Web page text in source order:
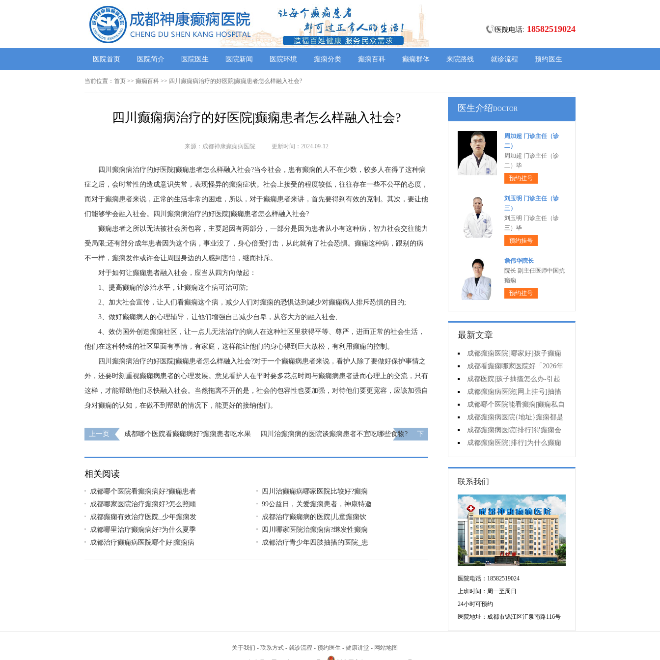
医院电话: 18582519024
医院首页 医院简介 医院医生 医院新闻 医院环境 癫痫分类 癫痫百科 癫痫群体 来院路线 就诊流程 预约医生
当前位置： 首页 >> 癫痫百科 >> 四川癫痫病治疗的好医院|癫痫患者怎么样融入社会?
四川癫痫病治疗的好医院|癫痫患者怎么样融入社会?
来源：成都神康癫痫病医院 更新时间：2024-09-12
四川癫痫病治疗的好医院|癫痫患者怎么样融入社会?当今社会，患有癫痫的人不在少数，较多人在得了这种病
症之后，会时常性的造成意识失常，表现怪异的癫痫症状。社会上接受的程度较低，往往存在一些不公平的态度，
而对于癫痫患者来说，正常的生活非常的困难，所以，对于癫痫患者来讲，首先要得到有效的克制。其次，要让他
们能够学会融入社会。四川癫痫病治疗的好医院|癫痫患者怎么样融入社会?
癫痫患者之所以无法被社会所包容，主要起因有两部分，一部分是因为患者从小有这种病，智力社会交往能力
受局限;还有部分成年患者因为这个病，事业没了，身心倍受打击，从此就有了社会恐惧。癫痫这种病，跟别的病
不一样，癫痫发作或许会让周围身边的人感到害怕，继而排斥。
对于如何让癫痫患者融入社会，应当从四方向做起：
1、提高癫痫的诊治水平，让癫痫这个病可治可防;
2、加大社会宣传，让人们看癫痫这个病，减少人们对癫痫的恐惧达到减少对癫痫病人排斥恐惧的目的;
3、做好癫痫病人的心理辅导，让他们增强自己减少自卑，从容大方的融入社会;
4、效仿国外创造癫痫社区，让一点儿无法治疗的病人在这种社区里获得平等、尊严，进而正常的社会生活，
他们在这种特殊的社区里面有事情，有家庭，这样能让他们的身心得到巨大放松，有利用癫痫的控制。
四川癫痫病治疗的好医院|癫痫患者怎么样融入社会?对于一个癫痫病患者来说，看护人除了要做好保护事情之
外，还要时刻重视癫痫病患者的心理发展。意见看护人在平时要多花点时间与癫痫病患者进而心理上的交流，只有
这样，才能帮助他们尽快融入社会。当然拖离不开的是，社会的包容性也要加强，对待他们要更宽容，应该加强自
身对癫痫的认知，在做不到帮助的情况下，能更好的接纳他们。
上一页
成都哪个医院看癫痫病好?癫痫患者吃水果
四川治癫痫病的医院谈癫痫患者不宜吃哪些食物?
下
相关阅读
成都哪个医院看癫痫病好?癫痫患者
四川治癫痫病哪家医院比较好?癫痫
成都哪家医院治疗癫痫好?怎么照顾
99公益日，关爱癫痫患者，神康特邀
成都癫痫有效治疗医院_少年癫痫发
成都治疗癫痫病的医院|儿童癫痫饮
成都哪里治疗癫痫病好?为什么夏季
四川哪家医院治癫痫病?继发性癫痫
成都治疗癫痫病医院哪个好|癫痫病
成都治疗青少年四肢抽搐的医院_患
医生介绍DOCTOR
周加超 门诊主任（诊
二）
周加超 门诊主任（诊
二）毕
预约挂号
刘玉明 门诊主任（诊
三）
刘玉明 门诊主任（诊
三）毕
预约挂号
詹伟华院长
院长 副主任医师中国抗
癫痫
预约挂号
最新文章
成都癫痫医院[哪家好]孩子癫痫
会影响智力吗?
成都看癫痫哪家医院好「2026年
度公布」原发性癫痫有多大几率遗
传给孩子?
成都医院|孩子抽搐怎么办-引起
癫痫发作的药物有哪些?
成都癫痫病医院[网上挂号]抽搐
就是癫痫发作吗?
成都哪个医院能看癫痫|癫痫私自
停药影响大不大?
成都癫痫病医院{地址}癫痫都是
要遗传的吗?
成都癫痫病医院[排行]得癫痫会
有什么异常表现?
成都癫痫医院[排行]为什么癫痫
不能治?
联系我们
医院电话：18582519024
上班时间：周一至周日
24小时可预约
医院地址：成都市锦江区汇泉南路116号
关于我们 - 联系方式 - 就诊流程 - 预约医生 - 健康讲堂 - 网站地图